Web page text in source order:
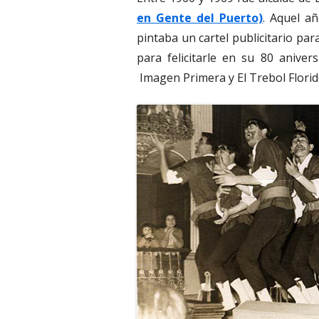
en Gente del Puerto). Aquel
pintaba un cartel publicitario
para felicitarle en su 80
Imagen Primera y El Trebol